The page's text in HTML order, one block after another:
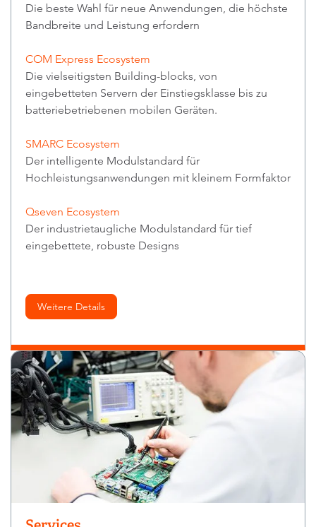
Die beste Wahl für neue Anwendungen, die höchste
Bandbreite und Leistung erfordern
COM Express Ecosystem
Die vielseitigsten Building-blocks, von
eingebetteten Servern der Einstiegsklasse bis zu
batteriebetriebenen mobilen Geräten.
SMARC Ecosystem
Der intelligente Modulstandard für
Hochleistungsanwendungen mit kleinem Formfaktor
Qseven Ecosystem
Der industrietaugliche Modulstandard für tief
eingebettete, robuste Designs
Weitere Details